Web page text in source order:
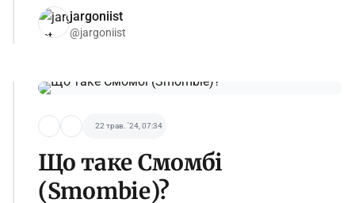
jargoniist
@jargoniist
22 трав. '24, 07:34
Що таке Смомбі
(Smombie)?